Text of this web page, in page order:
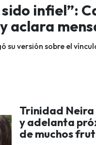
sido infiel”:
aclara
su versión sobre el
Trinidad Neira
y adelanta
de muchos